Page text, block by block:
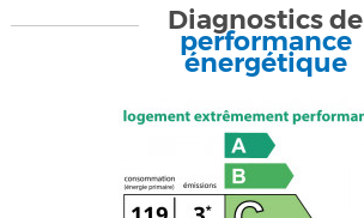
Diagnostics de
performance
énergétique